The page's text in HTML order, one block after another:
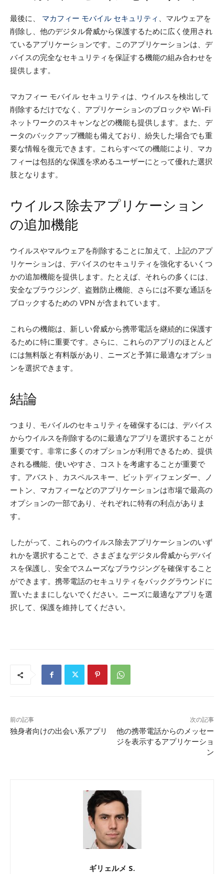
最後に、 マカフィー モバイル セキュリティ 、マルウェアを
削除し、他のデジタル脅威から保護するために広く使用され
ているアプリケーションです。このアプリケーションは、デ
バイスの完全なセキュリティを保証する機能の組み合わせを
提供します。
マカフィー モバイル セキュリティは、ウイルスを検出して
削除するだけでなく、アプリケーションのブロックや Wi-Fi
ネットワークのスキャンなどの機能も提供します。また、デ
ータのバックアップ機能も備えており、紛失した場合でも重
要な情報を復元できます。これらすべての機能により、マカ
フィーは包括的な保護を求めるユーザーにとって優れた選択
肢となります。
ウイルス除去アプリケーション
の追加機能
ウイルスやマルウェアを削除することに加えて、上記のアプ
リケーションは、デバイスのセキュリティを強化するいくつ
かの追加機能を提供します。たとえば、それらの多くには、
安全なブラウジング、盗難防止機能、さらには不要な通話を
ブロックするための VPN が含まれています。
これらの機能は、新しい脅威から携帯電話を継続的に保護す
るために特に重要です。さらに、これらのアプリのほとんど
には無料版と有料版があり、ニーズと予算に最適なオプショ
ンを選択できます。
結論
つまり、モバイルのセキュリティを確保するには、デバイス
からウイルスを削除するのに最適なアプリを選択することが
重要です。非常に多くのオプションが利用できるため、提供
される機能、使いやすさ、コストを考慮することが重要で
す。アバスト、カスペルスキー、ビットディフェンダー、ノ
ートン、マカフィーなどのアプリケーションは市場で最高の
オプションの一部であり、それぞれに特有の利点がありま
す。
したがって、これらのウイルス除去アプリケーションのいず
れかを選択することで、さまざまなデジタル脅威からデバイ
スを保護し、安全でスムーズなブラウジングを確保すること
ができます。携帯電話のセキュリティをバックグラウンドに
置いたままにしないでください。ニーズに最適なアプリを選
択して、保護を維持してください。
前の記事
独身者向けの出会い系アプリ
次の記事
他の携帯電話からのメッセー
ジを表示するアプリケーショ
ン
ギリェルメ S.